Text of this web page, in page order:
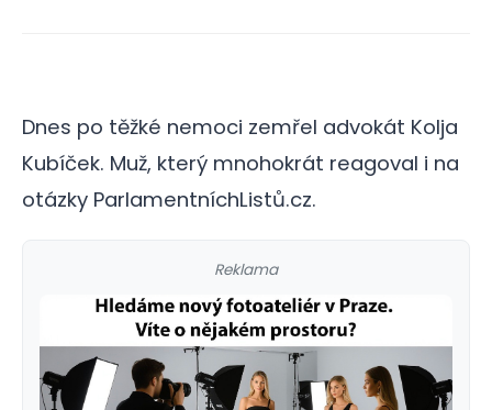
Dnes po těžké nemoci zemřel advokát Kolja
Kubíček. Muž, který mnohokrát reagoval i na
otázky ParlamentníchListů.cz.
Reklama